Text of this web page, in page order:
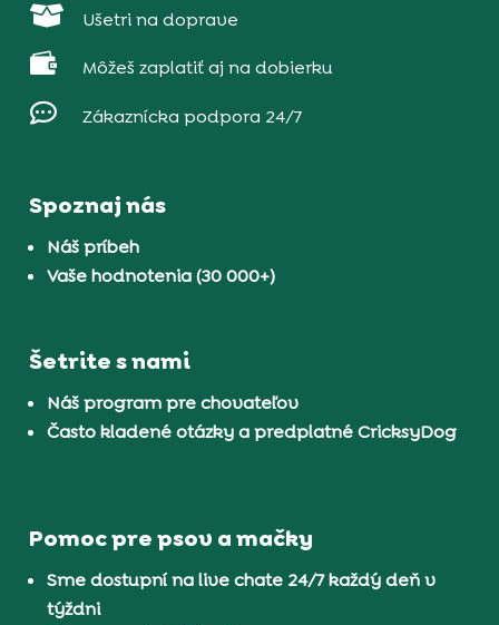
 Ušetri na doprave
 Môžeš zaplatiť aj na dobierku
 Zákaznícka podpora 24/7
Spoznaj nás
Náš príbeh
Vaše hodnotenia (30 000+)
Šetrite s nami
Náš program pre chovateľov
Často kladené otázky a predplatné CricksyDog
Pomoc pre psov a mačky
Sme dostupní na live chate 24/7 každý deň v
týždni